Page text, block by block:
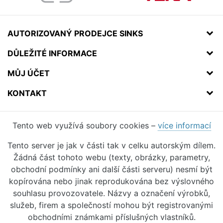
AUTORIZOVANÝ PRODEJCE SINKS
DŮLEŽITÉ INFORMACE
MŮJ ÚČET
KONTAKT
Tento web využívá soubory cookies – více informací
Tento server je jak v části tak v celku autorským dílem.
Žádná část tohoto webu (texty, obrázky, parametry,
obchodní podmínky ani další části serveru) nesmí být
kopírována nebo jinak reprodukována bez výslovného
souhlasu provozovatele. Názvy a označení výrobků,
služeb, firem a společností mohou být registrovanými
obchodními známkami příslušných vlastníků.